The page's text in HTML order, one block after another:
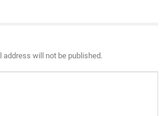
address will not be published.